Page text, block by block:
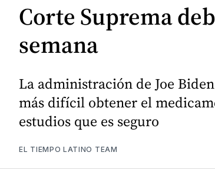
Corte Suprema
semana
La administración de Joe
más difícil obtener el
estudios que es seguro
EL TIEMPO LATINO TEAM